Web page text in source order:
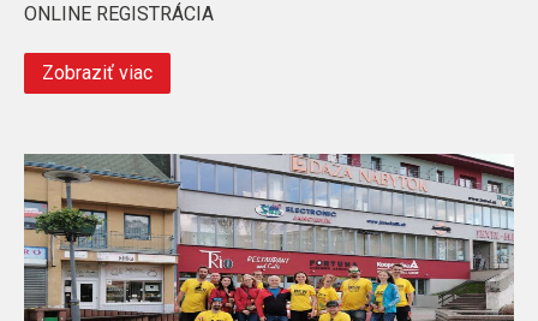
ONLINE REGISTRÁCIA
Zobraziť viac